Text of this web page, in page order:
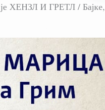
ХЕНЗЛ И ГРЕТЛ / Бајке,